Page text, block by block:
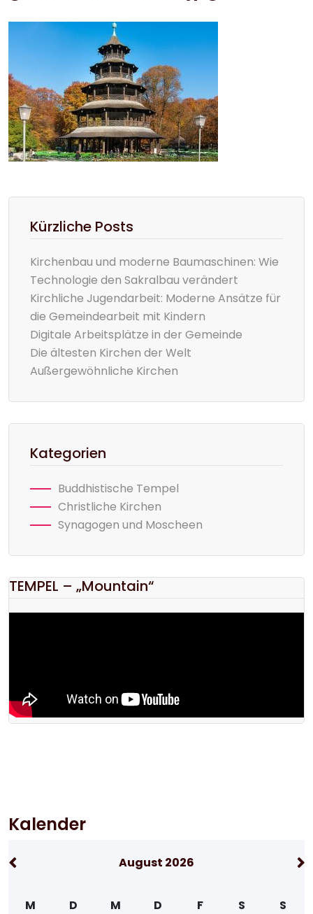
Kürzliche Posts
Kirchenbau und moderne Baumaschinen: Wie
Technologie den Sakralbau verändert
Kirchliche Jugendarbeit: Moderne Ansätze für
die Gemeindearbeit mit Kindern
Digitale Arbeitsplätze in der Gemeinde
Die ältesten Kirchen der Welt
Außergewöhnliche Kirchen
Kategorien
Buddhistische Tempel
Christliche Kirchen
Synagogen und Moscheen
TEMPEL – „Mountain“
Kalender
August 2026
M D M D F S
S